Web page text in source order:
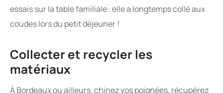
essais sur la table familiale : elle a longtemps collé aux
coudes lors du petit déjeuner !
Collecter et recycler les
matériaux
À Bordeaux ou ailleurs, chinez vos poignées, récupérez